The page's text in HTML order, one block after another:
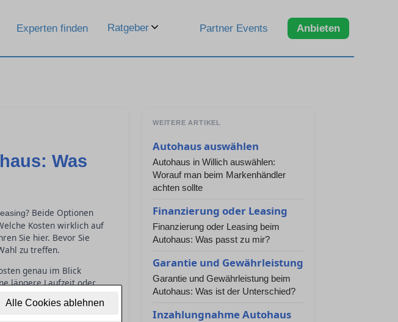
Alle Cookies ablehnen
Experten finden Ratgeber Partner Events Anbieten
Was
? Beide Optionen
Kosten wirklich auf
Sie hier. Bevor Sie
zu treffen.
genau im Blick
längere Laufzeit oder
Jahreszins gibt
vergleichen und die
WEITERE ARTIKEL
Autohaus auswählen
Autohaus in Willich auswählen:
Worauf man beim Markenhändler
achten sollte
Finanzierung oder Leasing
Finanzierung oder Leasing beim
Autohaus: Was passt zu mir?
Garantie und Gewährleistung
Garantie und Gewährleistung beim
Autohaus: Was ist der Unterschied?
Inzahlungnahme Autohaus